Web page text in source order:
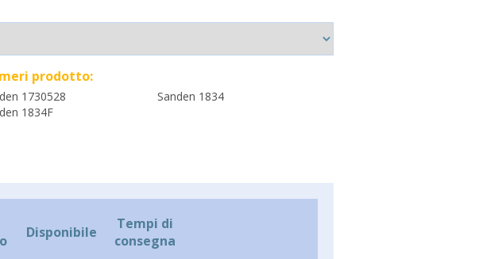
prodotto:
1730528
Sanden 1834
1834F
Disponibile
Tempi di
consegna